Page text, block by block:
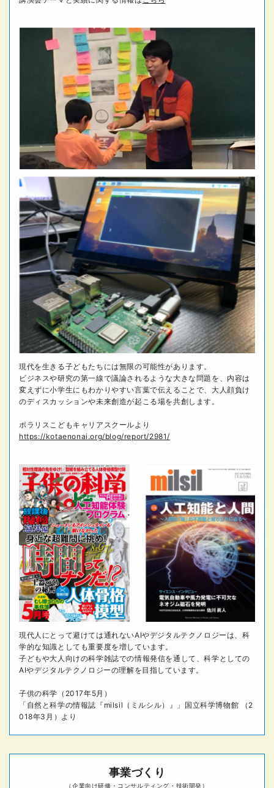
現代を生きる子どもたちには無限の可能性があります。
ビジネスや研究の第一線で議論されるような大きな問題を、内容は
変えずに小学生にもわかりやすい言葉で伝えることで、大人顔負け
のディスカッションや未来創造が起こる場を共創します。
ポラリスこどもキャリアスクールより
https://kotaenonai.org/blog/report/2981/
現代人にとって避けては通れないAIやデジタルテクノロジーは、科
学的な知識としても重要度を増しています。
子どもや大人向けの科学雑誌での情報発信を通して、科学としての
AIやデジタルテクノロジーの理解を目指しています。
子供の科学（2017年5月）
「自然と科学の情報誌『milsil（ミルシル）』」国立科学博物館 （2
018年3月）より
事業づくり
（企業向け研修・コンサルティング・技術開発）